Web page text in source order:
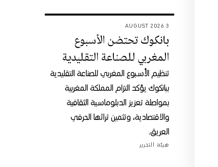
3 AUGUST 2026
بانكوك تحتضن الأسبوع
المغربي للصناعة التقليدية
تنظيم الأسبوع المغربي للصناعة التقليدية
ببانكوك يؤكد التزام المملكة المغربية
بمواصلة تعزيز الدبلوماسية الثقافية
والاقتصادية، وتثمين تراثها الحرفي
العريق.
هيئة التحرير